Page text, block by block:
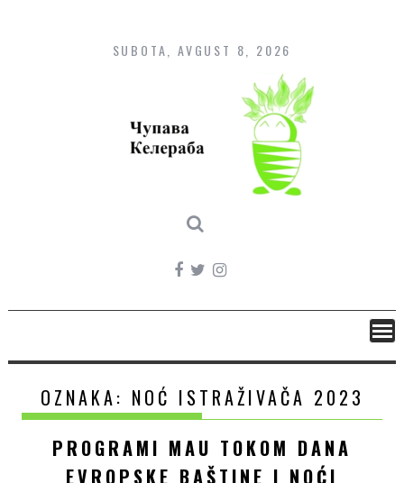
content
SUBOTA, AVGUST 8, 2026
OZNAKA: NOĆ ISTRAŽIVAČA 2023
PROGRAMI MAU TOKOM DANA
EVROPSKE BAŠTINE I NOĆI